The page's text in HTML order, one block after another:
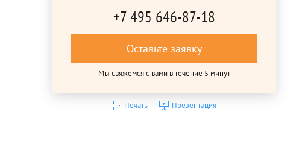
+7 495 646-87-18
Оставьте заявку
Мы свяжемся с вами в течение 5 минут
Печать Презентация